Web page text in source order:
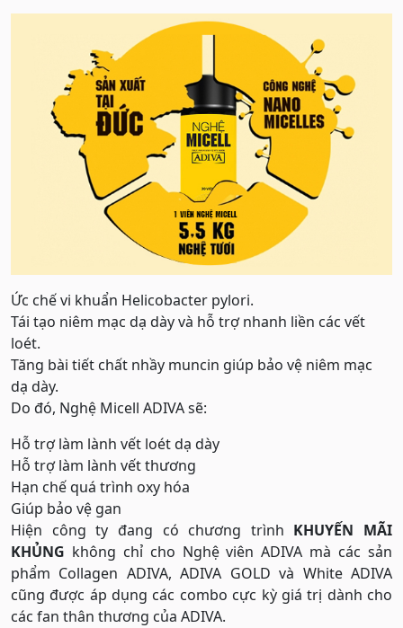
Ức chế vi khuẩn Helicobacter pylori.
Tái tạo niêm mạc dạ dày và hỗ trợ nhanh liền các vết
loét.
Tăng bài tiết chất nhầy muncin giúp bảo vệ niêm mạc
dạ dày.
Do đó, Nghệ Micell ADIVA sẽ:
Hỗ trợ làm lành vết loét dạ dày
Hỗ trợ làm lành vết thương
Hạn chế quá trình oxy hóa
Giúp bảo vệ gan
Hiện công ty đang có chương trình KHUYẾN MÃI
KHỦNG không chỉ cho Nghệ viên ADIVA mà các sản
phẩm Collagen ADIVA, ADIVA GOLD và White ADIVA
cũng được áp dụng các combo cực kỳ giá trị dành cho
các fan thân thương của ADIVA.